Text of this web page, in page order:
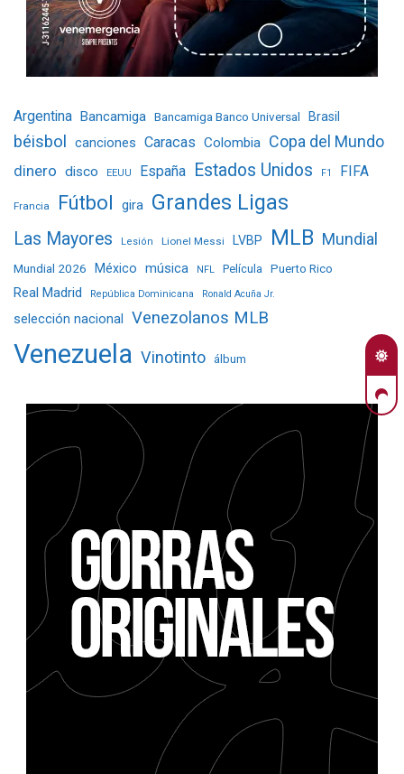
Argentina Bancamiga Bancamiga Banco Universal Brasil
béisbol canciones Caracas Colombia Copa del Mundo
dinero disco EEUU España Estados Unidos F1 FIFA
Francia Fútbol gira Grandes Ligas
Las Mayores Lesión Lionel Messi LVBP MLB Mundial
Mundial 2026 México música NFL Película Puerto Rico
Real Madrid República Dominicana Ronald Acuña Jr.
selección nacional Venezolanos MLB
Venezuela Vinotinto álbum